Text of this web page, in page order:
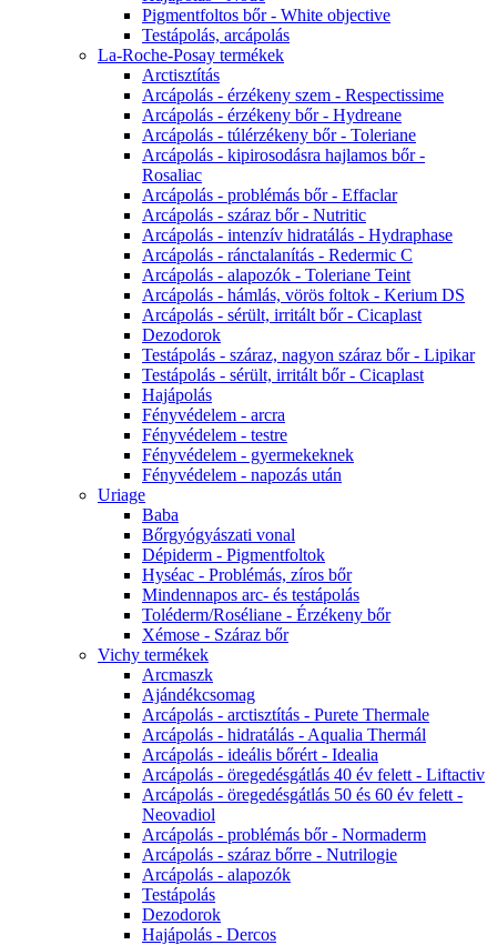
Pigmentfoltos bőr - White objective
Testápolás, arcápolás
La-Roche-Posay termékek
Arctisztítás
Arcápolás - érzékeny szem - Respectissime
Arcápolás - érzékeny bőr - Hydreane
Arcápolás - túlérzékeny bőr - Toleriane
Arcápolás - kipirosodásra hajlamos bőr -
Rosaliac
Arcápolás - problémás bőr - Effaclar
Arcápolás - száraz bőr - Nutritic
Arcápolás - intenzív hidratálás - Hydraphase
Arcápolás - ránctalanítás - Redermic C
Arcápolás - alapozók - Toleriane Teint
Arcápolás - hámlás, vörös foltok - Kerium DS
Arcápolás - sérült, irritált bőr - Cicaplast
Dezodorok
Testápolás - száraz, nagyon száraz bőr - Lipikar
Testápolás - sérült, irritált bőr - Cicaplast
Hajápolás
Fényvédelem - arcra
Fényvédelem - testre
Fényvédelem - gyermekeknek
Fényvédelem - napozás után
Uriage
Baba
Bőrgyógyászati vonal
Dépiderm - Pigmentfoltok
Hyséac - Problémás, zíros bőr
Mindennapos arc- és testápolás
Toléderm/Roséliane - Érzékeny bőr
Xémose - Száraz bőr
Vichy termékek
Arcmaszk
Ajándékcsomag
Arcápolás - arctisztítás - Purete Thermale
Arcápolás - hidratálás - Aqualia Thermál
Arcápolás - ideális bőrért - Idealia
Arcápolás - öregedésgátlás 40 év felett - Liftactiv
Arcápolás - öregedésgátlás 50 és 60 év felett -
Neovadiol
Arcápolás - problémás bőr - Normaderm
Arcápolás - száraz bőrre - Nutrilogie
Arcápolás - alapozók
Testápolás
Dezodorok
Hajápolás - Dercos